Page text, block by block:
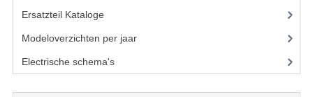
SITZBAENKE
Ersatzteil Kataloge
Modeloverzichten per jaar(23)
Electrische schema's(28)